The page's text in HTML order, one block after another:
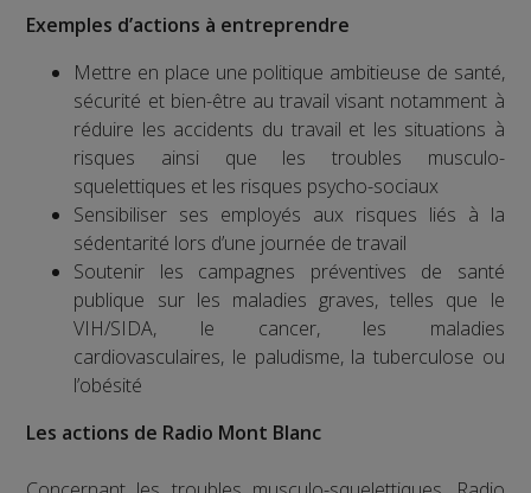
Exemples d’actions à entreprendre
Mettre en place une politique ambitieuse de santé,
sécurité et bien-être au travail visant notamment à
réduire les accidents du travail et les situations à
risques ainsi que les troubles musculo-
squelettiques et les risques psycho-sociaux
Sensibiliser ses employés aux risques liés à la
sédentarité lors d’une journée de travail
Soutenir les campagnes préventives de santé
publique sur les maladies graves, telles que le
VIH/SIDA, le cancer, les maladies
cardiovasculaires, le paludisme, la tuberculose ou
l’obésité
Les actions de Radio Mont Blanc